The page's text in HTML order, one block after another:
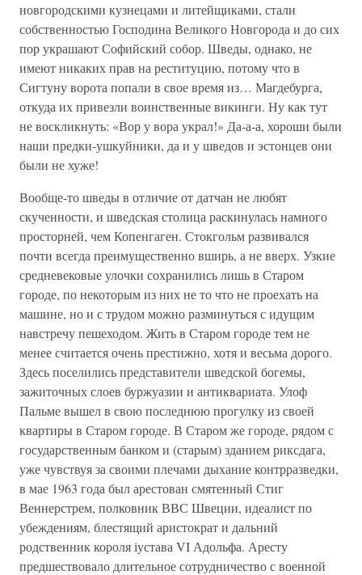
новгородскими кузнецами и литейщиками, стали
собственностью Господина Великого Новгорода и до сих
пор украшают Софийский собор. Шведы, однако, не
имеют никаких прав на реституцию, потому что в
Сигтуну ворота попали в свое время из… Магдебурга,
откуда их привезли воинственные викинги. Ну как тут
не воскликнуть: «Вор у вора украл!» Да-а-а, хороши были
наши предки-ушкуйники, да и у шведов и эстонцев они
были не хуже!
Вообще-то шведы в отличие от датчан не любят
скученности, и шведская столица раскинулась намного
просторней, чем Копенгаген. Стокгольм развивался
почти всегда преимущественно вширь, а не вверх. Узкие
средневековые улочки сохранились лишь в Старом
городе, по некоторым из них не то что не проехать на
машине, но и с трудом можно разминуться с идущим
навстречу пешеходом. Жить в Старом городе тем не
менее считается очень престижно, хотя и весьма дорого.
Здесь поселились представители шведской богемы,
зажиточных слоев буржуазии и антиквариата. Улоф
Пальме вышел в свою последнюю прогулку из своей
квартиры в Старом городе. В Старом же городе, рядом с
государственным банком и (старым) зданием риксдага,
уже чувствуя за своими плечами дыхание контрразведки,
в мае 1963 года был арестован смятенный Стиг
Веннерстрем, полковник ВВС Швеции, идеалист по
убеждениям, блестящий аристократ и дальний
родственник короля іустава VI Адольфа. Аресту
предшествовало длительное сотрудничество с военной